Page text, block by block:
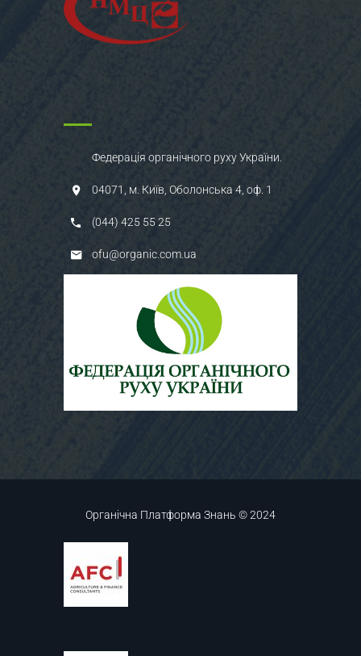
Федерація органічного руху України.
04071, м. Київ, Оболонська 4, оф. 1
(044) 425 55 25
ofu@organic.com.ua
Органічна Платформа Знань © 2024